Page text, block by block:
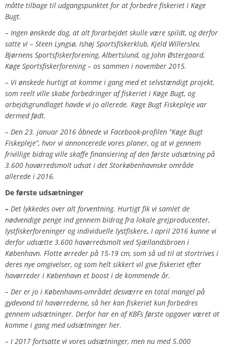
måtte tilbage til udgangspunktet for at forbedre fiskeriet i Køge
Bugt.
– Ingen ønskede dog, at alt forarbejdet skulle være spildt, og derfor
satte vi – Steen Lyngsø, Ishøj Sportsfiskerklub, Kjeld Willerslev,
Bjørnens Sportsfiskerforening, Albertslund, og John Østergaard,
Køge Sportsfiskerforening – os sammen i november 2015.
– Vi ønskede hurtigt at komme i gang med et selvstændigt projekt,
som reelt ville skabe forbedringer af fiskeriet i Køge Bugt, og
arbejdsgrundlaget havde vi jo allerede. Køge Bugt Fiskepleje var
dermed født.
– Den 23. januar 2016 åbnede vi Facebook-profilen ”Køge Bugt
Fiskepleje”, hvor vi annoncerede vores planer, og at vi gennem
frivillige bidrag ville skaffe finansiering af den første udsætning på
3.600 havørredsmolt udsat i det Storkøbenhavnske område
allerede i 2016.
De første udsætninger
– Det lykkedes over alt forventning. Hurtigt fik vi samlet de
nødvendige penge ind gennem bidrag fra lokale grejproducenter,
lystfiskerforeninger og individuelle lystfiskere. I april 2016 kunne vi
derfor udsætte 3.600 havørredsmolt ved Sjællandsbroen i
København. Flotte ørreder på 15-19 cm, som så ud til at stortrives i
deres nye omgivelser, og som helt sikkert vil give fiskeriet efter
havørreder i København et boost i de kommende år.
– Der er jo i Københavns-området desværre en total mangel på
gydevand til havørrederne, så her kan fiskeriet kun forbedres
gennem udsætninger. Derfor har en af KBF´s første opgaver været at
komme i gang med udsætninger her.
– I 2017 fortsatte vi vores udsætninger, men nu med 5.000